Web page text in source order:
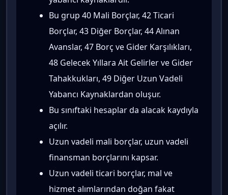
Bu grup 40 Mali Borçlar, 42 Ticari
Borçlar, 43 Diğer Borçlar, 44 Alınan
Avanslar, 47 Borç ve Gider Karşılıkları,
48 Gelecek Yıllara Ait Gelirler ve Gider
Tahakkukları, 49 Diğer Uzun Vadeli
Yabancı Kaynaklardan oluşur.
Bu sınıftaki hesaplar da alacak kaydıyla
açılır.
Uzun vadeli mali borçlar, uzun vadeli
finansman borçlarını kapsar.
Uzun vadeli ticari borçlar, mal ve
hizmet alımlarından doğan fakat